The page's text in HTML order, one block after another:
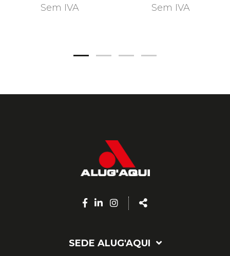
Sem IVA Sem IVA
Facebook
Linkedin
Instagram
Share
SEDE ALUG'AQUI